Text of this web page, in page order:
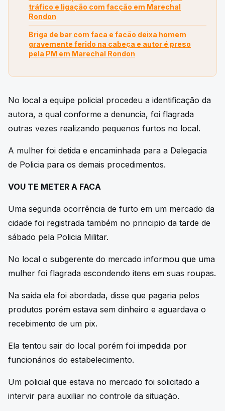
tráfico e ligação com facção em Marechal
Rondon
Briga de bar com faca e facão deixa homem
gravemente ferido na cabeça e autor é preso
pela PM em Marechal Rondon
No local a equipe policial procedeu a identificação da
autora, a qual conforme a denuncia, foi flagrada
outras vezes realizando pequenos furtos no local.
A mulher foi detida e encaminhada para a Delegacia
de Policia para os demais procedimentos.
VOU TE METER A FACA
Uma segunda ocorrência de furto em um mercado da
cidade foi registrada também no principio da tarde de
sábado pela Policia Militar.
No local o subgerente do mercado informou que uma
mulher foi flagrada escondendo itens em suas roupas.
Na saída ela foi abordada, disse que pagaria pelos
produtos porém estava sem dinheiro e aguardava o
recebimento de um pix.
Ela tentou sair do local porém foi impedida por
funcionários do estabelecimento.
Um policial que estava no mercado foi solicitado a
intervir para auxiliar no controle da situação.